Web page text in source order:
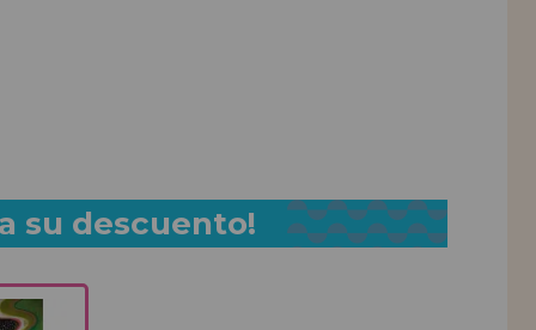
su descuento!